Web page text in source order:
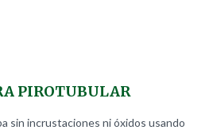
PIROTUBULAR
sin incrustaciones ni óxidos usando